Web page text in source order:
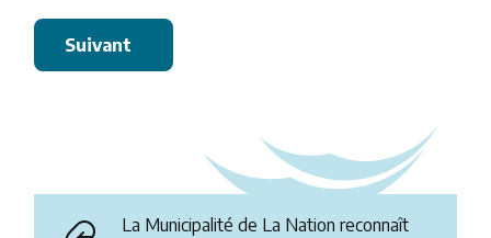
Suivant
La Municipalité de La Nation reconnaît